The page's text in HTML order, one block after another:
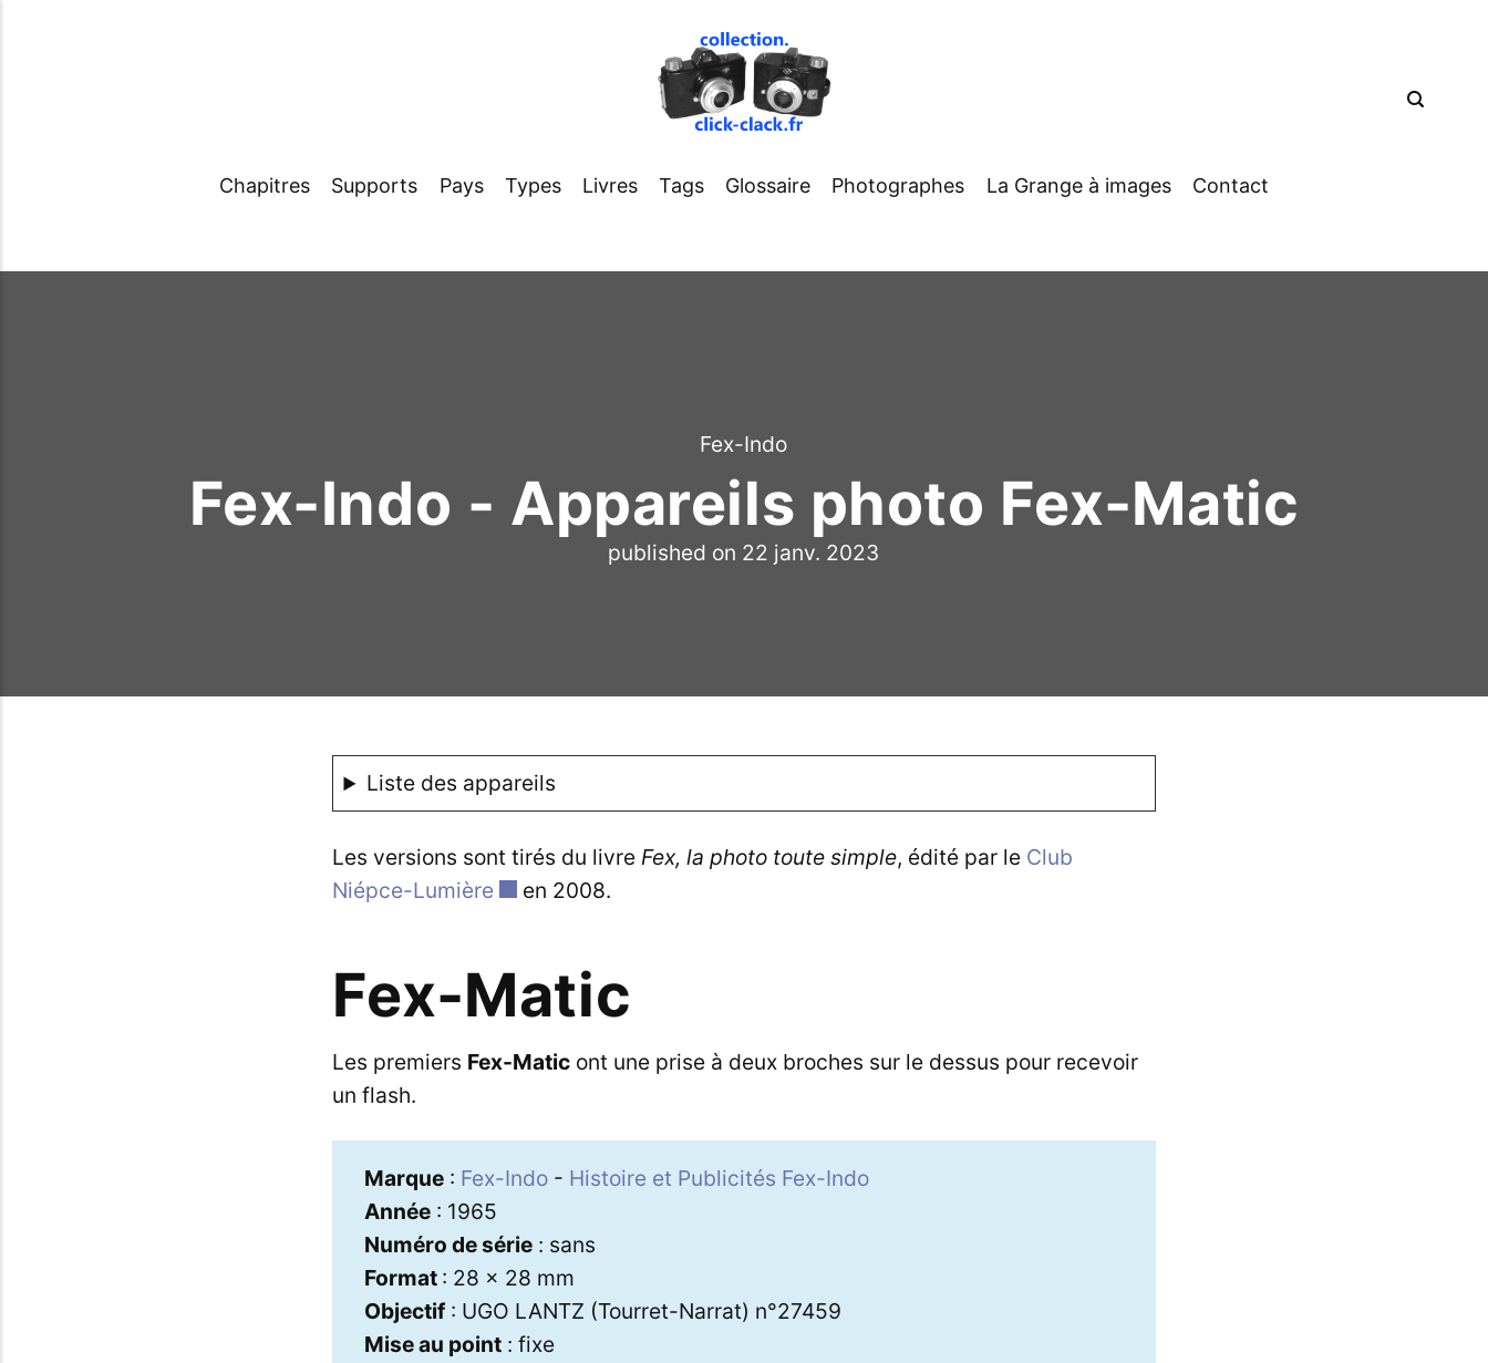
Chapitres Supports Pays Types Livres Tags Glossaire Photographes La Grange à images Contact
Fex-Indo
Fex-Indo - Appareils photo Fex-Matic
published on 22 janv. 2023
Liste des appareils
Les versions sont tirés du livre Fex, la photo toute simple, édité par le Club
Niépce-Lumière
en 2008.
Fex-Matic
Les premiers Fex-Maticont une prise à deux broches sur le dessus pour recevoir
un flash.
Marque: Fex-Indo- Histoire et Publicités Fex-Indo
Année: 1965
Numéro de série: sans
Format : 28 x 28 mm
Objectif: UGO LANTZ (Tourret-Narrat) n°27459
Mise au point: fixe